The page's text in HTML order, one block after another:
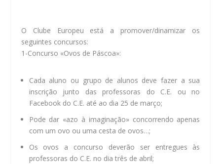
O Clube Europeu está a promover/dinamizar os
seguintes concursos:
1-Concurso «Ovos de Páscoa»:
Cada aluno ou grupo de alunos deve fazer a sua
inscrição junto das professoras do C.E. ou no
Facebook do C.E. até ao dia 25 de março;
Pode dar «azo à imaginação» concorrendo apenas
com um ovo ou uma cesta de ovos…;
Os ovos a concurso deverão ser entregues às
professoras do C.E. no dia três de abril;